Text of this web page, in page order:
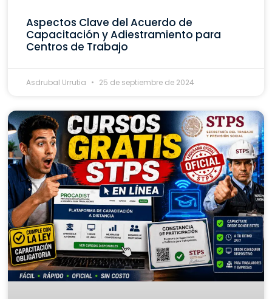
Aspectos Clave del Acuerdo de
Capacitación y Adiestramiento para
Centros de Trabajo
Asdrubal Urrutia 25 de septiembre de 2024